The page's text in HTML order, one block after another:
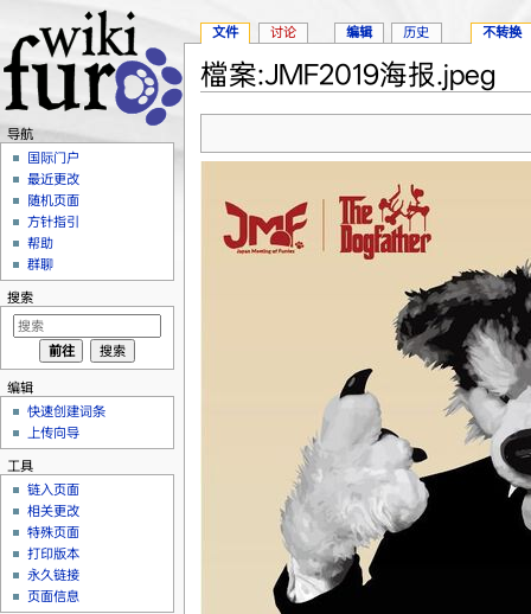
檔案:JMF2019海报.jpeg
文件 讨论 编辑 历史 不转换
导航
国际门户
最近更改
随机页面
方针指引
帮助
群聊
搜索
编辑
快速创建词条
上传向导
工具
链入页面
相关更改
特殊页面
打印版本
永久链接
页面信息